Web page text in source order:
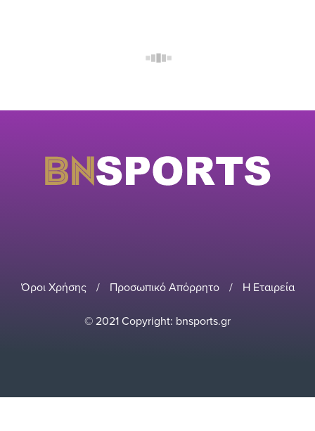
Όροι Χρήσης / Προσωπικό Απόρρητο / Η Εταιρεία
© 2021 Copyright: bnsports.gr